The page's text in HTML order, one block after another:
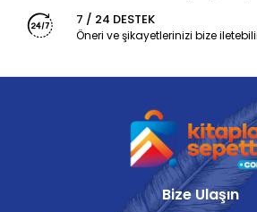
7 / 24 DESTEK
Öneri ve şikayetlerinizi bize
Bize Ulaşın